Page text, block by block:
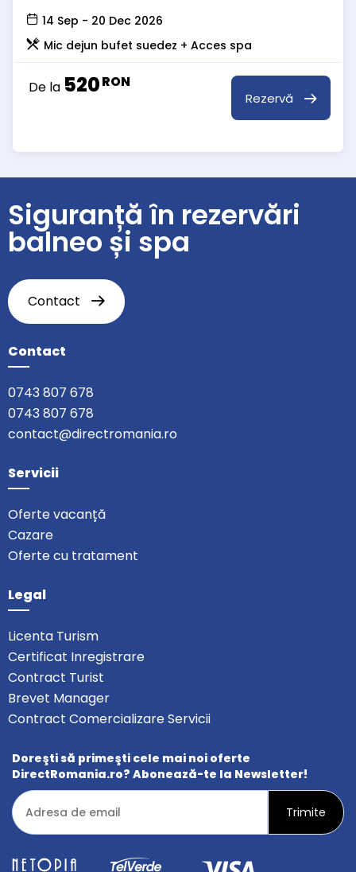
14 Sep - 20 Dec 2026
Mic dejun bufet suedez + Acces spa
De la 520RON
Rezervă
Siguranță în rezervări
balneo și spa
Contact
Contact
0743 807 678
0743 807 678
contact@directromania.ro
Servicii
Oferte vacanță
Cazare
Oferte cu tratament
Legal
Licenta Turism
Certificat Inregistrare
Contract Turist
Brevet Manager
Contract Comercializare Servicii
Doreşti să primeşti cele mai noi oferte
DirectRomania.ro? Abonează-te la Newsletter!